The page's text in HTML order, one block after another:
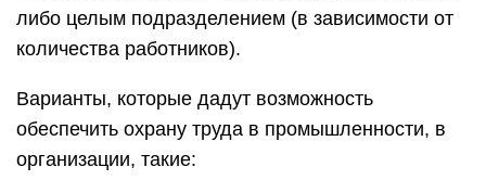
либо целым подразделением (в зависимости от
количества работников).
Варианты, которые дадут возможность
обеспечить охрану труда в промышленности, в
организации, такие: